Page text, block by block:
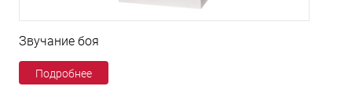
Звучание боя
Подробнее